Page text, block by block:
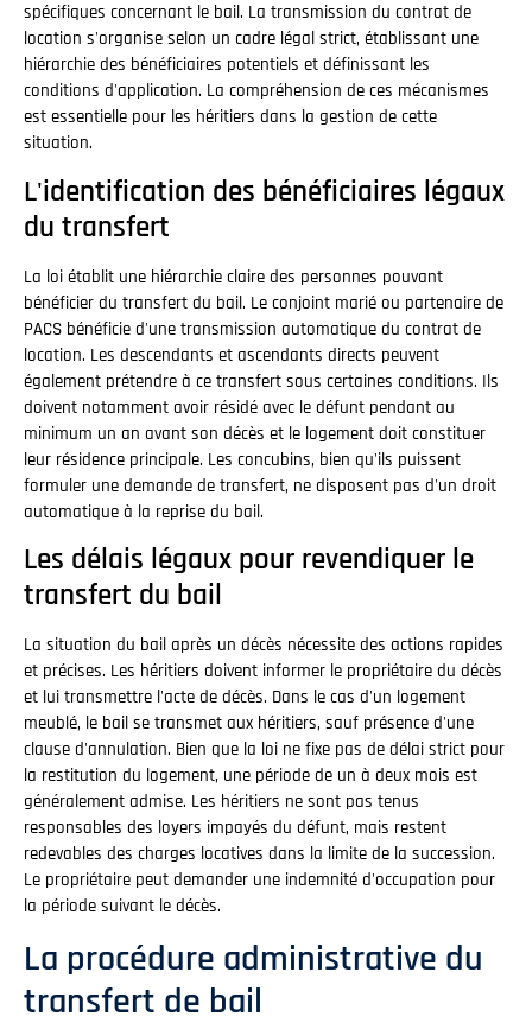
spécifiques concernant le bail. La transmission du contrat de
location s'organise selon un cadre légal strict, établissant une
hiérarchie des bénéficiaires potentiels et définissant les
conditions d'application. La compréhension de ces mécanismes
est essentielle pour les héritiers dans la gestion de cette
situation.
L'identification des bénéficiaires légaux
du transfert
La loi établit une hiérarchie claire des personnes pouvant
bénéficier du transfert du bail. Le conjoint marié ou partenaire de
PACS bénéficie d'une transmission automatique du contrat de
location. Les descendants et ascendants directs peuvent
également prétendre à ce transfert sous certaines conditions. Ils
doivent notamment avoir résidé avec le défunt pendant au
minimum un an avant son décès et le logement doit constituer
leur résidence principale. Les concubins, bien qu'ils puissent
formuler une demande de transfert, ne disposent pas d'un droit
automatique à la reprise du bail.
Les délais légaux pour revendiquer le
transfert du bail
La situation du bail après un décès nécessite des actions rapides
et précises. Les héritiers doivent informer le propriétaire du décès
et lui transmettre l'acte de décès. Dans le cas d'un logement
meublé, le bail se transmet aux héritiers, sauf présence d'une
clause d'annulation. Bien que la loi ne fixe pas de délai strict pour
la restitution du logement, une période de un à deux mois est
généralement admise. Les héritiers ne sont pas tenus
responsables des loyers impayés du défunt, mais restent
redevables des charges locatives dans la limite de la succession.
Le propriétaire peut demander une indemnité d'occupation pour
la période suivant le décès.
La procédure administrative du
transfert de bail